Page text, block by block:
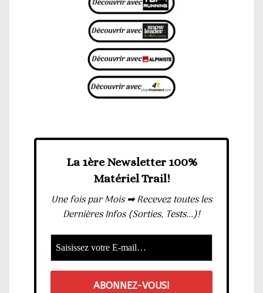
La 1ère Newsletter 100%
Matériel Trail!
Une fois par Mois ➡ Recevez toutes les
Dernières Infos (Sorties, Tests...)!